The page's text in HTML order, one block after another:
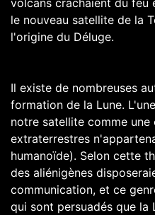
le nouveau satellite de la
l'origine du Déluge.
Il existe de nombreuses
formation de la Lune.
notre satellite comme
extraterrestres
humanoïde). Selon cette
des aliénigènes
communication, et ce
qui sont persuadés que la